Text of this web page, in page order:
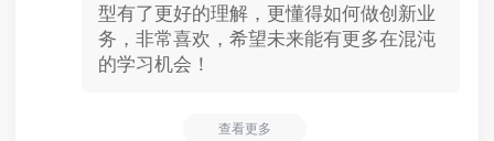
型有了更好的理解，更懂得如何做创新业
务，非常喜欢，希望未来能有更多在混沌
的学习机会！
查看更多